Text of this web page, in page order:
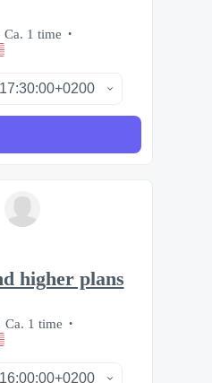
Ca. 1 time
higher plans
Ca. 1 time